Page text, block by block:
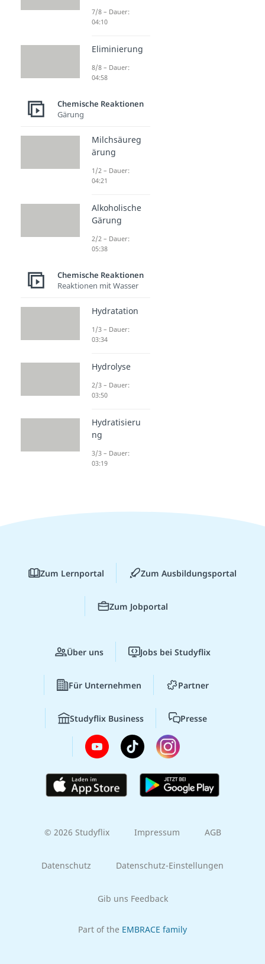
7/8 – Dauer:
04:10
Eliminierung
8/8 – Dauer:
04:58
Chemische Reaktionen
Gärung
Milchsäureg
ärung
1/2 – Dauer:
04:21
Alkoholische
Gärung
2/2 – Dauer:
05:38
Chemische Reaktionen
Reaktionen mit Wasser
Hydratation
1/3 – Dauer:
03:34
Hydrolyse
2/3 – Dauer:
03:50
Hydratisieru
ng
3/3 – Dauer:
03:19
Zum Lernportal Zum Ausbildungsportal
Zum Jobportal
Über uns Jobs bei Studyflix
Für Unternehmen Partner
Studyflix Business Presse
© 2026 Studyflix Impressum AGB
Datenschutz Datenschutz-Einstellungen
Gib uns Feedback
Part of the EMBRACE family